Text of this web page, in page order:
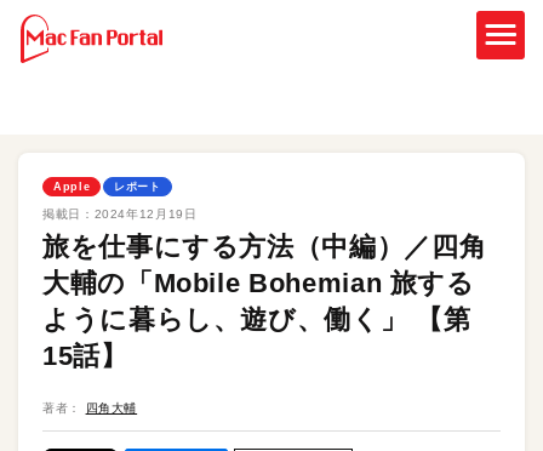
Apple レポート
掲載日： 2024年12月19日
旅を仕事にする方法（中編）／四角
大輔の「Mobile Bohemian 旅する
ように暮らし、遊び、働く」 【第
15話】
著者： 四角大輔